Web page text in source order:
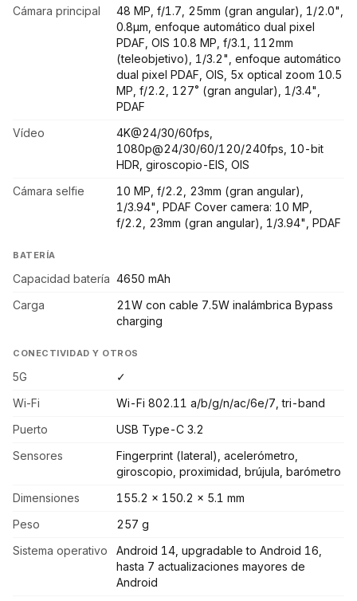
Cámara principal
48 MP, f/1.7, 25mm (gran angular), 1/2.0",
0.8µm, enfoque automático dual pixel
PDAF, OIS 10.8 MP, f/3.1, 112mm
(teleobjetivo), 1/3.2", enfoque automático
dual pixel PDAF, OIS, 5x optical zoom 10.5
MP, f/2.2, 127˚ (gran angular), 1/3.4",
PDAF
Vídeo
4K@24/30/60fps,
1080p@24/30/60/120/240fps, 10-bit
HDR, giroscopio-EIS, OIS
Cámara selfie
10 MP, f/2.2, 23mm (gran angular),
1/3.94", PDAF Cover camera: 10 MP,
f/2.2, 23mm (gran angular), 1/3.94", PDAF
BATERÍA
Capacidad batería 4650 mAh
Carga
21W con cable 7.5W inalámbrica Bypass
charging
CONECTIVIDAD Y OTROS
5G
✓
Wi-Fi
Wi-Fi 802.11 a/b/g/n/ac/6e/7, tri-band
Puerto
USB Type-C 3.2
Sensores
Fingerprint (lateral), acelerómetro,
giroscopio, proximidad, brújula, barómetro
Dimensiones
155.2 x 150.2 x 5.1 mm
Peso
257 g
Sistema operativo
Android 14, upgradable to Android 16,
hasta 7 actualizaciones mayores de
Android